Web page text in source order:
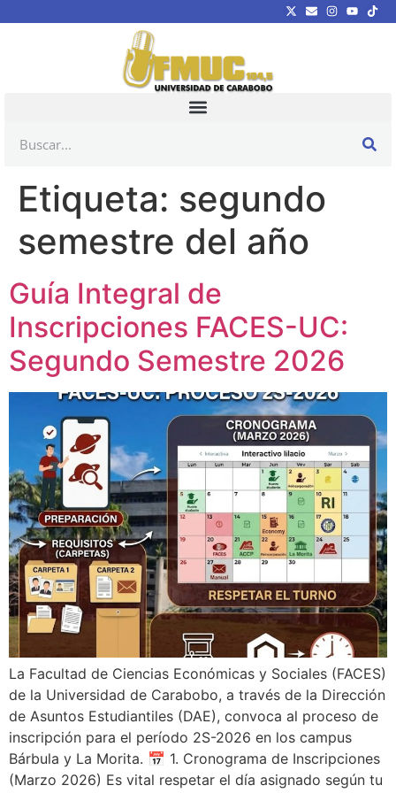
Etiqueta: segundo
semestre del año
Guía Integral de
Inscripciones FACES-UC:
Segundo Semestre 2026
La Facultad de Ciencias Económicas y Sociales (FACES)
de la Universidad de Carabobo, a través de la Dirección
de Asuntos Estudiantiles (DAE), convoca al proceso de
inscripción para el período 2S-2026 en los campus
Bárbula y La Morita. 📅 1. Cronograma de Inscripciones
(Marzo 2026) Es vital respetar el día asignado según tu